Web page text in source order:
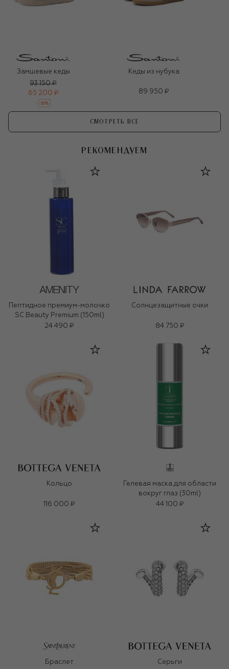
Замшевые кеды
93 150 ₽
65 200 ₽
-30%
Кеды из нубука
89 950 ₽
СМОТРЕТЬ ВСЕ
РЕКОМЕНДУЕМ
Пептидное премиум-молочко
SC Beauty Premium (150ml)
24 490 ₽
Солнцезащитные очки
84 750 ₽
Кольцо
116 000 ₽
Гелевая маска для области
вокруг глаз (30ml)
44 100 ₽
Браслет Серьги